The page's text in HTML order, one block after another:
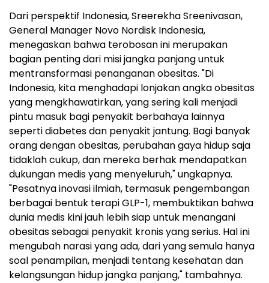
Dari perspektif Indonesia, Sreerekha Sreenivasan,
General Manager Novo Nordisk Indonesia,
menegaskan bahwa terobosan ini merupakan
bagian penting dari misi jangka panjang untuk
mentransformasi penanganan obesitas. "Di
Indonesia, kita menghadapi lonjakan angka obesitas
yang mengkhawatirkan, yang sering kali menjadi
pintu masuk bagi penyakit berbahaya lainnya
seperti diabetes dan penyakit jantung. Bagi banyak
orang dengan obesitas, perubahan gaya hidup saja
tidaklah cukup, dan mereka berhak mendapatkan
dukungan medis yang menyeluruh," ungkapnya.
"Pesatnya inovasi ilmiah, termasuk pengembangan
berbagai bentuk terapi GLP-1, membuktikan bahwa
dunia medis kini jauh lebih siap untuk menangani
obesitas sebagai penyakit kronis yang serius. Hal ini
mengubah narasi yang ada, dari yang semula hanya
soal penampilan, menjadi tentang kesehatan dan
kelangsungan hidup jangka panjang," tambahnya.